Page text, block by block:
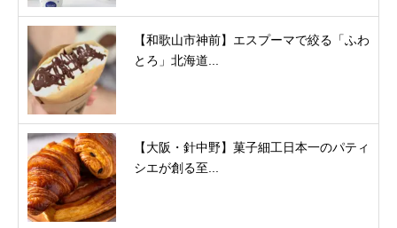
【和歌山市神前】エスプーマで絞る「ふわ
とろ」北海道...
【大阪・針中野】菓子細工日本一のパティ
シエが創る至...